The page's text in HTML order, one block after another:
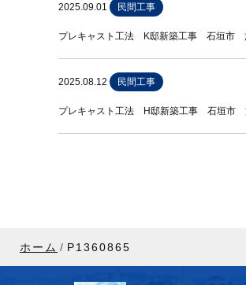
2025.09.01 民間工事
プレキャスト工法 K邸新築工事 石垣市
2025.08.12 民間工事
プレキャスト工法 H邸新築工事 石垣市
ホーム P1360865